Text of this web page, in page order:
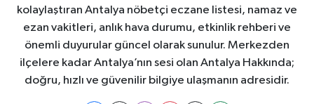
kolaylaştıran Antalya nöbetçi eczane listesi, namaz ve
ezan vakitleri, anlık hava durumu, etkinlik rehberi ve
önemli duyurular güncel olarak sunulur. Merkezden
ilçelere kadar Antalya’nın sesi olan Antalya Hakkında;
doğru, hızlı ve güvenilir bilgiye ulaşmanın adresidir.